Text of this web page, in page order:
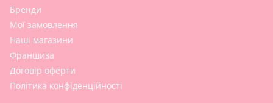
Бренди
Мої замовлення
Наші магазини
Франшиза
Договір оферти
Політика конфіденційності